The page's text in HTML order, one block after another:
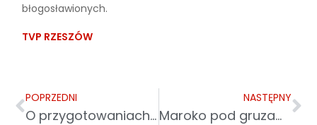
błogosławionych.
TVP RZESZÓW
POPRZEDNI
O przygotowaniach do Beatyfikacji Rodziny Ulmów w TVP Rzeszów
NASTĘPNY
Maroko pod gruzami. Pomoc dla ofiar pilnie potrzebna!